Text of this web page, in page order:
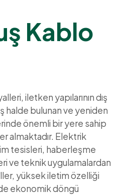
Kablo
iletken yapılarının dış
halde bulunan ve yeniden
önemli bir yere sahip
almaktadır. Elektrik
tesisleri, haberleşme
ve teknik uygulamalardan
yüksek iletim özelliği
ekonomik döngü